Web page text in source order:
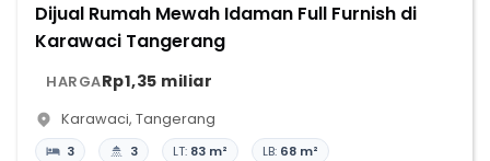
Dijual Rumah Mewah Idaman Full Furnish di
Karawaci Tangerang
HARGARp1,35 miliar
Karawaci, Tangerang
3 3 LT: 83 m² LB: 68 m²